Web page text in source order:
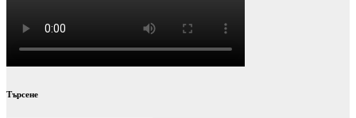
Търсене